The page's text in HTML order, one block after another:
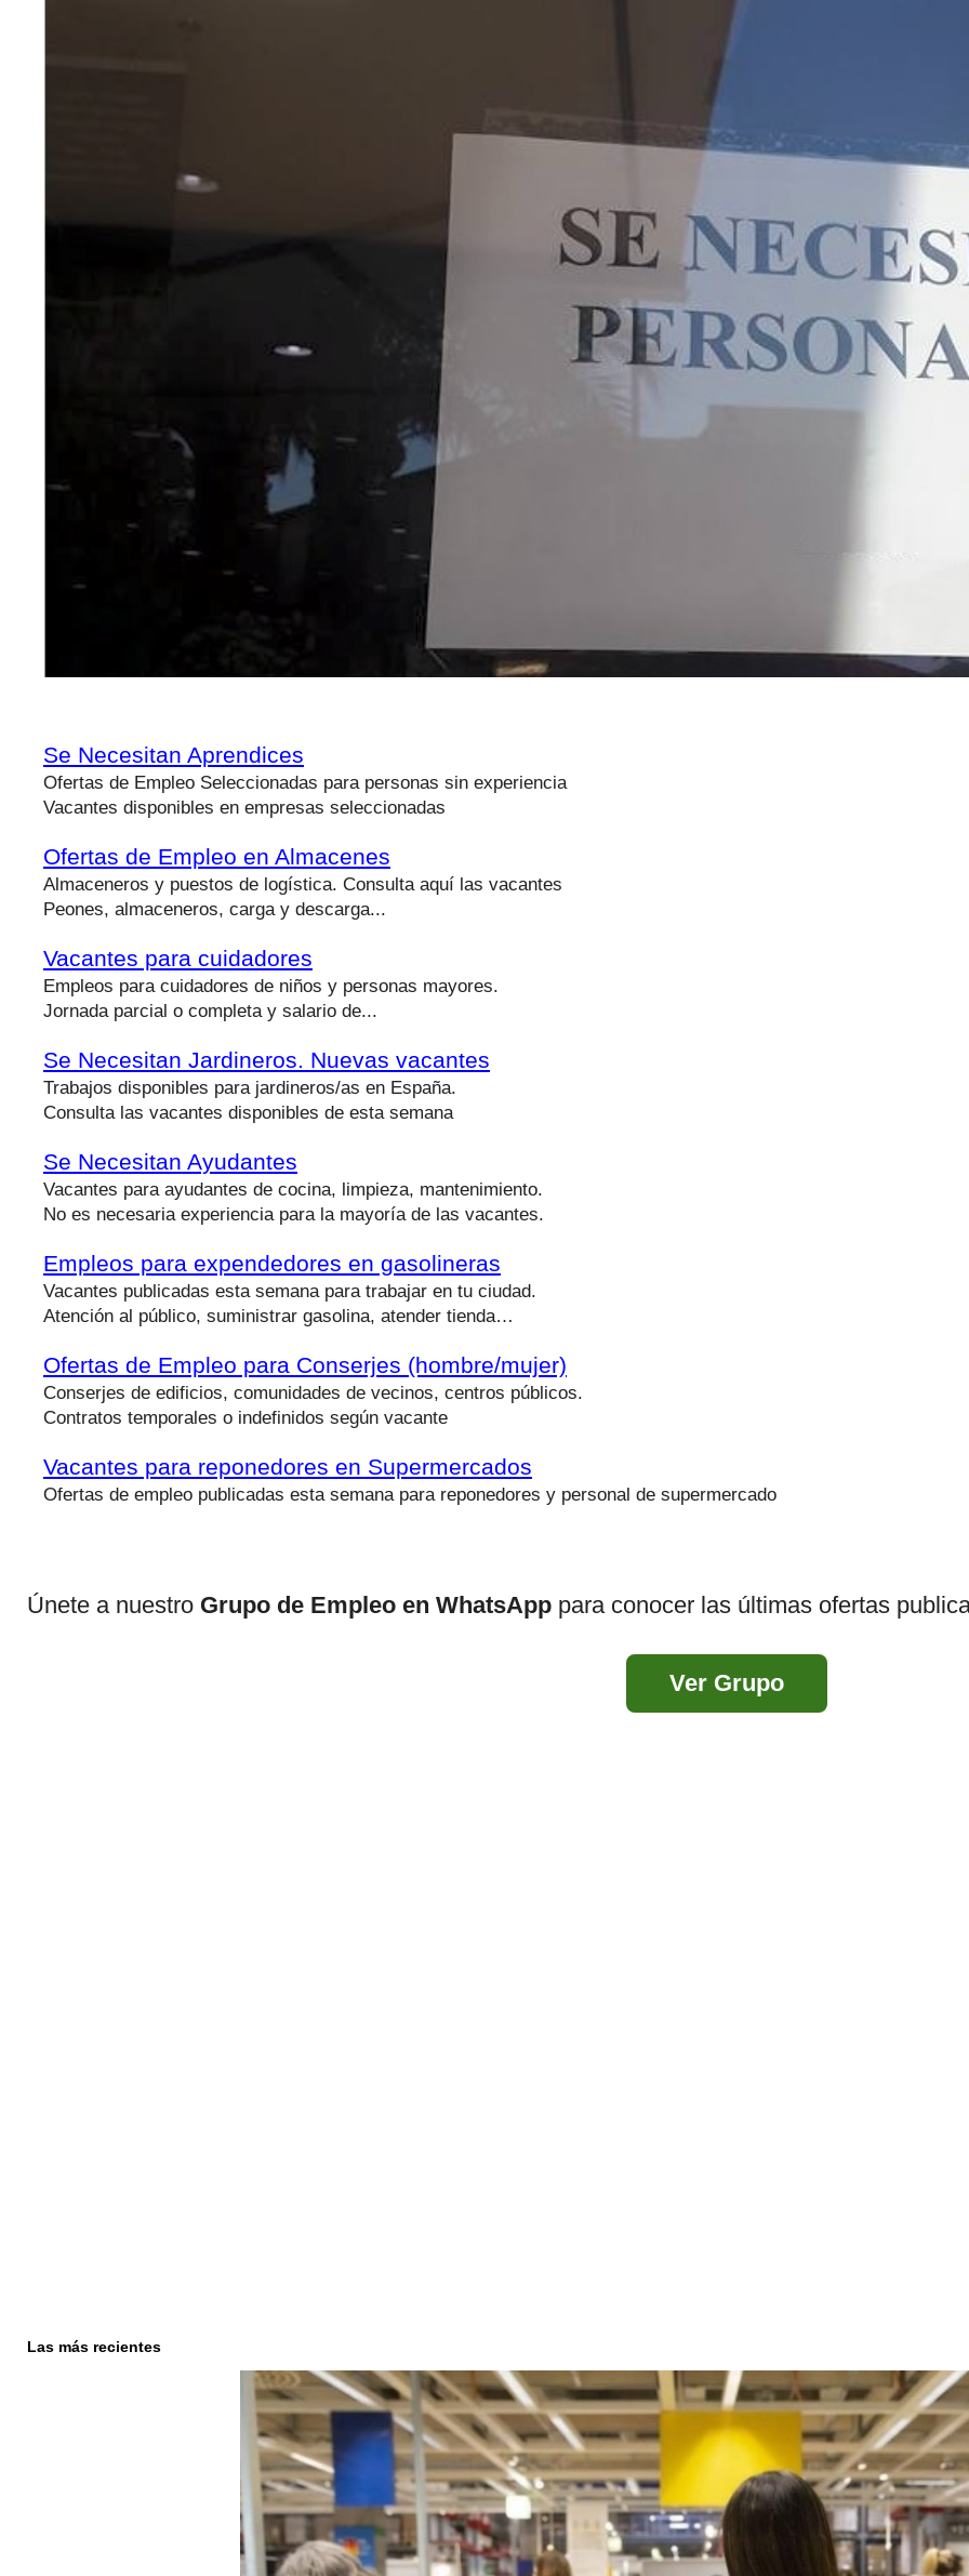
Se Necesitan Aprendices
Ofertas de Empleo Seleccionadas para personas sin experiencia
Vacantes disponibles en empresas seleccionadas
Ofertas de Empleo en Almacenes
Almaceneros y puestos de logística. Consulta aquí las vacantes
Peones, almaceneros, carga y descarga...
Vacantes para cuidadores
Empleos para cuidadores de niños y personas mayores.
Jornada parcial o completa y salario de...
Se Necesitan Jardineros. Nuevas vacantes
Trabajos disponibles para jardineros/as en España.
Consulta las vacantes disponibles de esta semana
Se Necesitan Ayudantes
Vacantes para ayudantes de cocina, limpieza, mantenimiento.
No es necesaria experiencia para la mayoría de las vacantes.
Empleos para expendedores en gasolineras
Vacantes publicadas esta semana para trabajar en tu ciudad.
Atención al público, suministrar gasolina, atender tienda…
Ofertas de Empleo para Conserjes (hombre/mujer)
Conserjes de edificios, comunidades de vecinos, centros públicos.
Contratos temporales o indefinidos según vacante
Vacantes para reponedores en Supermercados
Ofertas de empleo publicadas esta semana para reponedores y personal de supermercado
Únete a nuestro Grupo de Empleo en WhatsApp para conocer las últimas ofertas
Ver Grupo
Las más recientes